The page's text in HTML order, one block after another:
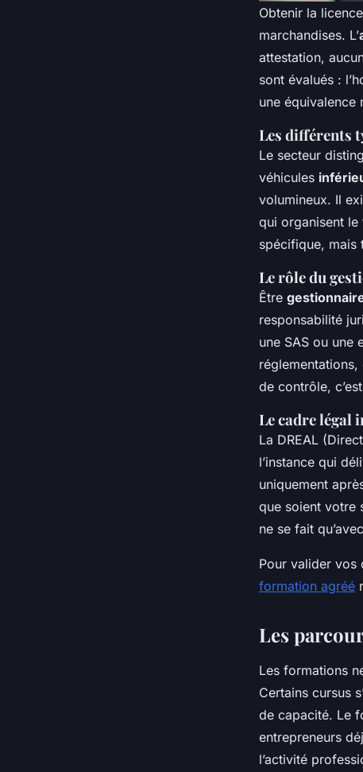
Obtenir la
marchandises. L’
attestation,
sont évalués :
une équivalence
Les différents
Le secteur
véhicules
volumineux. Il
qui organisent
spécifique, mais
Le rôle du
Être
responsabilité
une SAS ou une
de contrôle,
Le cadre légal
La DREAL
l’instance qui
uniquement
que soient votre
ne se fait
Pour valider vos
formation agréé
Les
Les formations
Certains cursus
de capacité. Le
entrepreneurs
l’activité